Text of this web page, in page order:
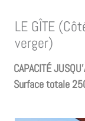
LE GÎTE
verger)
CAPACITÉ
Surface totale